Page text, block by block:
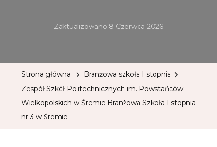
Zaktualizowano 8 Czerwca 2026
Strona główna
Branżowa szkoła I stopnia
Zespół Szkół Politechnicznych im. Powstańców
Wielkopolskich w Śremie Branżowa Szkoła I stopnia
nr 3 w Śremie